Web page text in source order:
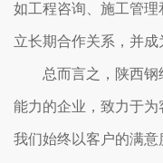
如工程咨询、施工管
立长期合作关系，并成
总而言之，陕西
能力的企业，致力于为
我们始终以客户的满